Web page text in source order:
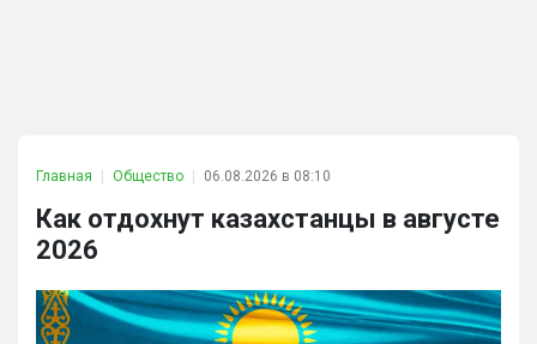
Главная Общество 06.08.2026 в 08:10
Как отдохнут казахстанцы в августе
2026